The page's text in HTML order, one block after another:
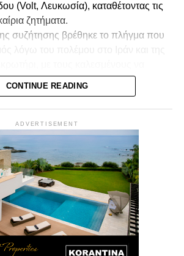
(Volt, Λευκωσία), καταθέτοντας τις
ζητήματα.
συζήτησης βρέθηκε το πλήγμα που
τη διαχείριση της
κυβέρνηση, καθώς και τον βαθμό
το αίσθημα ασφάλειας στην
έγινε στα μέτρα που πρέπει να
του τουριστικού κλάδου, με
προστασίας των εργαζομένων και
ώστε να μην μείνουν στο περιθώριο σε
προκλήσεων.
και το ζήτημα του αφθώδους
να τοποθετούνται για τις
την εξάπλωση του ιού και να
CONTINUE READING
ADVERTISEMENT